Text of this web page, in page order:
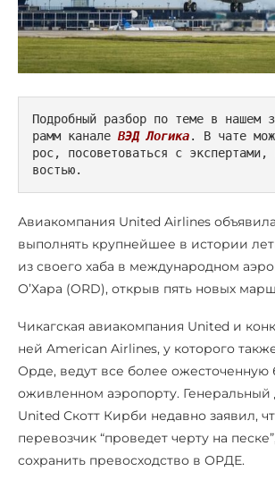
Подробный разбор по теме в нашем
рамм канале ВЭД Логика. В чате
рос, посоветоваться с экспертами,
востью.
Авиакомпания United Airlines
выполнять крупнейшее в истории
из своего хаба в международном
О’Хара (ORD), открыв пять новых
Чикагская авиакомпания United и
ней American Airlines, у которого
Орде, ведут все более ожесточенную
оживленном аэропорту. Генеральный
United Скотт Кирби недавно заявил,
перевозчик “проведет черту на
сохранить превосходство в ОРДЕ.